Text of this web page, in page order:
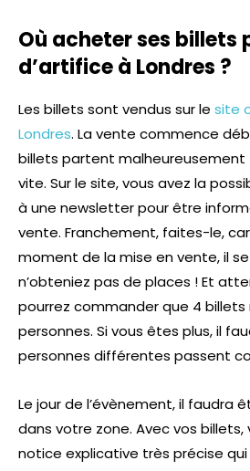
Où acheter ses billets
d’artifice à Londres ?
Les billets sont vendus sur le site
Londres. La vente commence
billets partent malheureusement
vite. Sur le site, vous avez la
à une newsletter pour être
vente. Franchement, faites-le,
moment de la mise en vente, il
n’obteniez pas de places ! Et
pourrez commander que 4 billets
personnes. Si vous êtes plus, il
personnes différentes passent
Le jour de l’évènement, il faudra
dans votre zone. Avec vos billets,
notice explicative très précise